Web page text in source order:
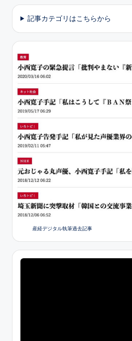
ジ
送
り
記事カテゴリはこちらから
産経デジタル執筆過去記事